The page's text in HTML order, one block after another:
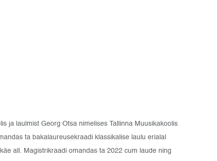
ja laulmist Georg Otsa nimelises Tallinna Muusikakoolis
ta bakalaureusekraadi klassikalise laulu erialal
all. Magistrikraadi omandas ta 2022 cum laude ning